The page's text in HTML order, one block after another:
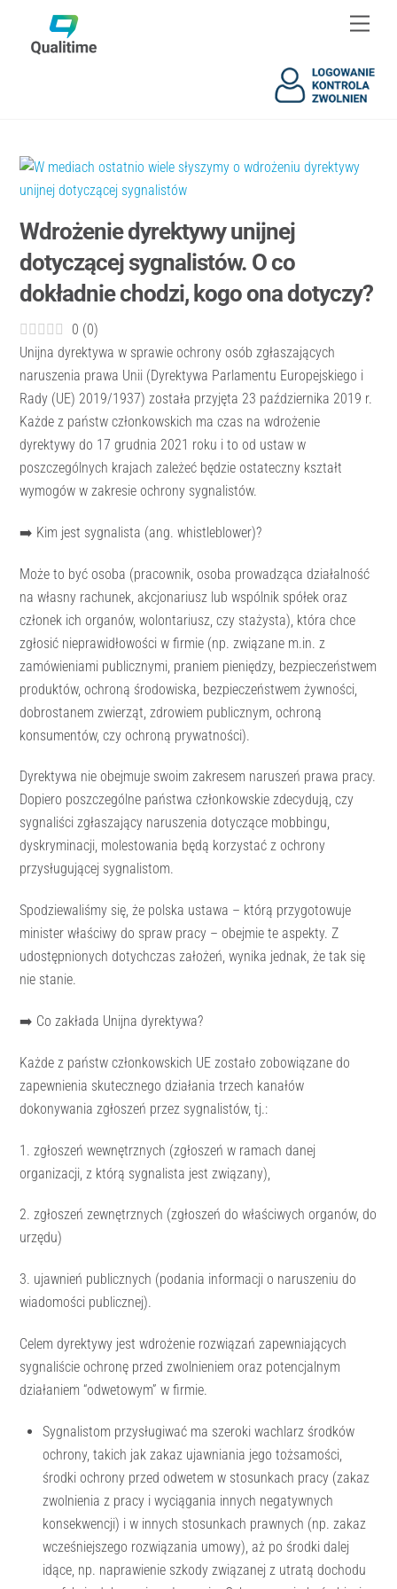
content
content
Wdrożenie dyrektywy unijnej
dotyczącej sygnalistów. O co
dokładnie chodzi, kogo ona dotyczy?
0 (0)
Unijna dyrektywa w sprawie ochrony osób zgłaszających
naruszenia prawa Unii (Dyrektywa Parlamentu Europejskiego i
Rady (UE) 2019/1937) została przyjęta 23 października 2019 r.
Każde z państw członkowskich ma czas na wdrożenie
dyrektywy do 17 grudnia 2021 roku i to od ustaw w
poszczególnych krajach zależeć będzie ostateczny kształt
wymogów w zakresie ochrony sygnalistów.
➡️ Kim jest sygnalista (ang. whistleblower)?
Może to być osoba (pracownik, osoba prowadząca działalność
na własny rachunek, akcjonariusz lub wspólnik spółek oraz
członek ich organów, wolontariusz, czy stażysta), która chce
zgłosić nieprawidłowości w firmie (np. związane m.in. z
zamówieniami publicznymi, praniem pieniędzy, bezpieczeństwem
produktów, ochroną środowiska, bezpieczeństwem żywności,
dobrostanem zwierząt, zdrowiem publicznym, ochroną
konsumentów, czy ochroną prywatności).
Dyrektywa nie obejmuje swoim zakresem naruszeń prawa pracy.
Dopiero poszczególne państwa członkowskie zdecydują, czy
sygnaliści zgłaszający naruszenia dotyczące mobbingu,
dyskryminacji, molestowania będą korzystać z ochrony
przysługującej sygnalistom.
Spodziewaliśmy się, że polska ustawa – którą przygotowuje
minister właściwy do spraw pracy – obejmie te aspekty. Z
udostępnionych dotychczas założeń, wynika jednak, że tak się
nie stanie.
➡️ Co zakłada Unijna dyrektywa?
Każde z państw członkowskich UE zostało zobowiązane do
zapewnienia skutecznego działania trzech kanałów
dokonywania zgłoszeń przez sygnalistów, tj.:
1. zgłoszeń wewnętrznych (zgłoszeń w ramach danej
organizacji, z którą sygnalista jest związany),
2. zgłoszeń zewnętrznych (zgłoszeń do właściwych organów, do
urzędu)
3. ujawnień publicznych (podania informacji o naruszeniu do
wiadomości publicznej).
Celem dyrektywy jest wdrożenie rozwiązań zapewniających
sygnaliście ochronę przed zwolnieniem oraz potencjalnym
działaniem “odwetowym” w firmie.
Sygnalistom przysługiwać ma szeroki wachlarz środków
ochrony, takich jak zakaz ujawniania jego tożsamości,
środki ochrony przed odwetem w stosunkach pracy (zakaz
zwolnienia z pracy i wyciągania innych negatywnych
konsekwencji) i w innych stosunkach prawnych (np. zakaz
wcześniejszego rozwiązania umowy), aż po środki dalej
idące, np. naprawienie szkody związanej z utratą dochodu